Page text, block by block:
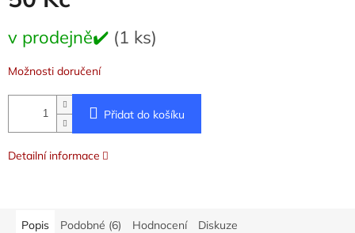
cena:
v prodejně✔️ (1 ks)
Možnosti doručení
Přidat do košíku
Detailní informace
Popis Podobné (6) Hodnocení Diskuze